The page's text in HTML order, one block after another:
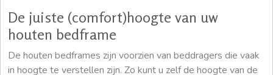
De juiste (comfort)hoogte van uw
houten bedframe
De houten bedframes zijn voorzien van beddragers die vaak
in hoogte te verstellen zijn. Zo kunt u zelf de hoogte van de